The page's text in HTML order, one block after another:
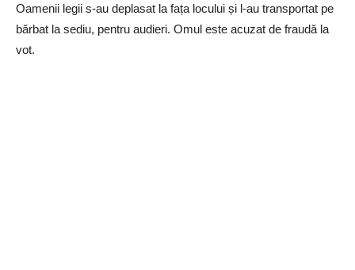
Oamenii legii s-au deplasat la fața locului și l-au transportat pe
bărbat la sediu, pentru audieri. Omul este acuzat de fraudă la
vot.